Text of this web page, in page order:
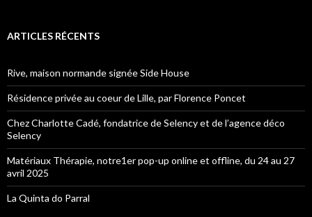
ARTICLES RÉCENTS
Rive, maison normande signée Side House
Résidence privée au coeur de Lille, par Florence Poncet
Chez Charlotte Cadé, fondatrice de Selency et de l’agence déco
Selency
Matériaux Thérapie, notre1er pop-up online et offline, du 24 au 27
avril 2025
La Quinta do Parral